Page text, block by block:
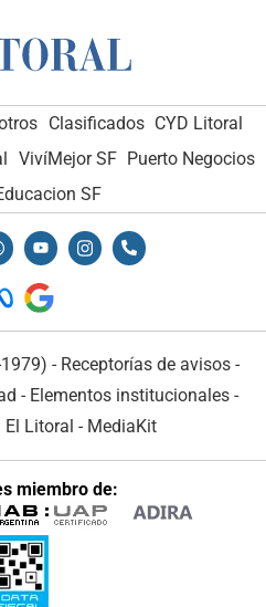
Clasificados CYD Litoral
VivíMejor SF Puerto Negocios
SF
- Receptorías de avisos -
- Elementos institucionales -
El Litoral - MediaKit
miembro de: